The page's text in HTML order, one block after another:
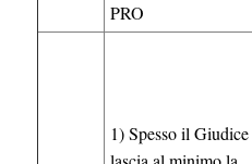
PRO
1) Spesso il Giudice